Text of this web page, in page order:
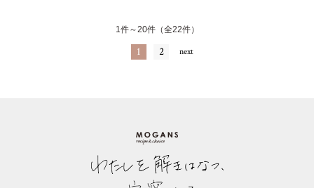
1件～20件（全22件）
1 2 next